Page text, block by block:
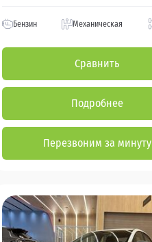
Бензин Механическая
Сравнить
Подробнее
Перезвоним за минуту